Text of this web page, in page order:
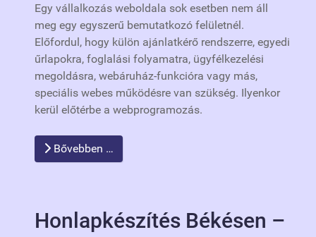
Egy vállalkozás weboldala sok esetben nem áll
meg egy egyszerű bemutatkozó felületnél.
Előfordul, hogy külön ajánlatkérő rendszerre, egyedi
űrlapokra, foglalási folyamatra, ügyfélkezelési
megoldásra, webáruház-funkcióra vagy más,
speciális webes működésre van szükség. Ilyenkor
kerül előtérbe a webprogramozás.
Bővebben …
Honlapkészítés Békésen –